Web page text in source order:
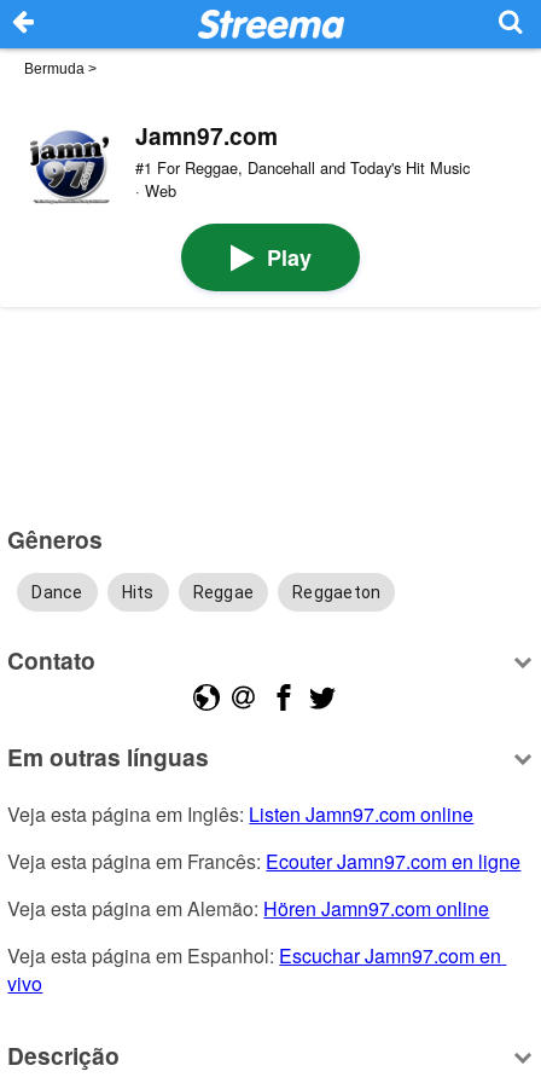
Bermuda >
Jamn97.com
#1 For Reggae, Dancehall and Today's Hit Music
· Web
Play
Gêneros
Dance Hits Reggae Reggaeton
Contato
Em outras línguas
Veja esta página em Inglês: Listen Jamn97.com online
Veja esta página em Francês: Ecouter Jamn97.com en ligne
Veja esta página em Alemão: Hören Jamn97.com online
Veja esta página em Espanhol: Escuchar Jamn97.com en
vivo
Descrição